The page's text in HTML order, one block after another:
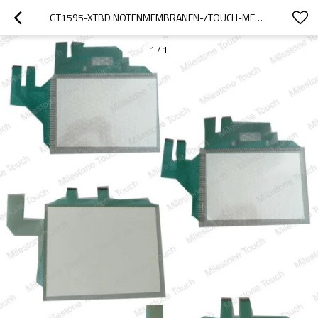
GT1595-XTBD NOTENMEMBRANEN-/TOUCH-MEMBRANE GT1595-XTBD
1 / 1